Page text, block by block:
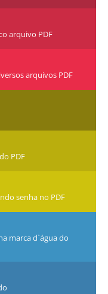
arquivo PDF
arquivos PDF
PDF
senha no PDF
marca d`água do